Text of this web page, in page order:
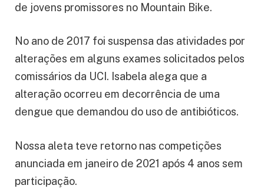
de jovens promissores no Mountain Bike.
No ano de 2017 foi suspensa das atividades por
alterações em alguns exames solicitados pelos
comissários da UCI. Isabela alega que a
alteração ocorreu em decorrência de uma
dengue que demandou do uso de antibióticos.
Nossa aleta teve retorno nas competições
anunciada em janeiro de 2021 após 4 anos sem
participação.